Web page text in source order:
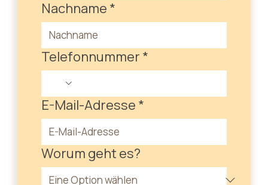
Nachname *
Telefonnummer *
E-Mail-Adresse *
Worum geht es?